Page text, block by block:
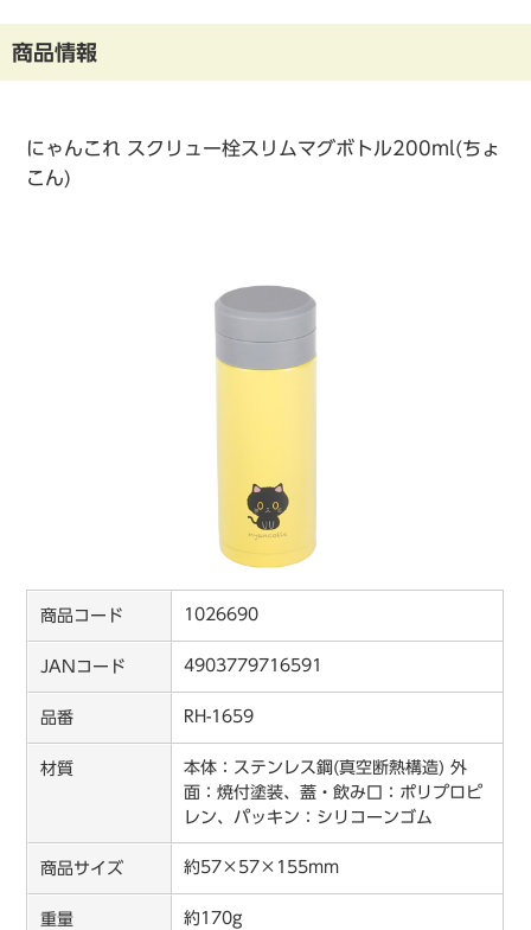
商品情報
にゃんこれ スクリュー栓スリムマグボトル200ml(ちょ
こん)
商品コード 1026690
JANコード 4903779716591
品番 RH-1659
材質
本体：ステンレス鋼(真空断熱構造) 外
面：焼付塗装、蓋・飲み口：ポリプロピ
レン、パッキン：シリコーンゴム
商品サイズ 約57×57×155mm
重量 約170g